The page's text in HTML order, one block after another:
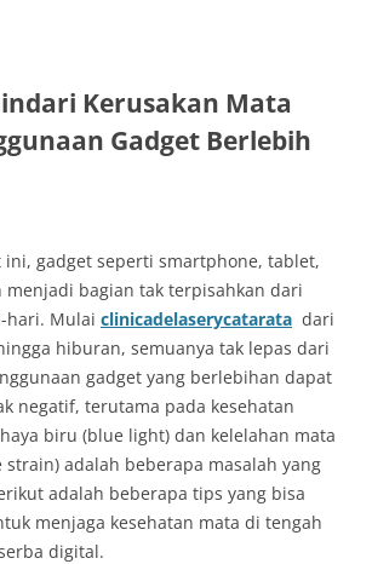
Kerusakan Mata
Gadget Berlebih
ini, gadget seperti smartphone, tablet,
bagian tak terpisahkan dari
hari. Mulai clinicadelaserycatarata dari
hiburan, semuanya tak lepas dari
gadget yang berlebihan dapat
negatif, terutama pada kesehatan
biru (blue light) dan kelelahan mata
adalah beberapa masalah yang
adalah beberapa tips yang bisa
menjaga kesehatan mata di tengah
digital.